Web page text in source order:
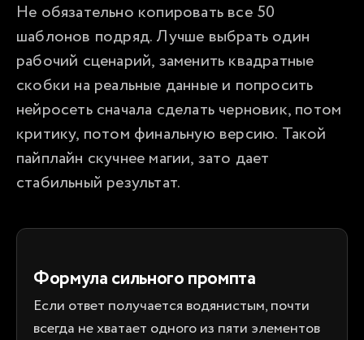
Не обязательно копировать все 50
шаблонов подряд. Лучше выбрать один
рабочий сценарий, заменить квадратные
скобки на реальные данные и попросить
нейросеть сначала сделать черновик, потом
критику, потом финальную версию. Такой
пайплайн скучнее магии, зато дает
стабильный результат.
Формула сильного промпта
Если ответ получается водянистым, почти
всегда не хватает одного из пяти элементов